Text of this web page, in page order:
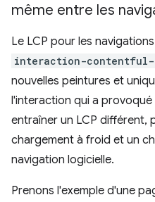
même entre les
Le LCP pour les
interaction-
nouvelles peintures et
l'interaction qui a
entraîner un LCP différent,
chargement à froid et un
navigation logicielle.
Prenons l'exemple d'une